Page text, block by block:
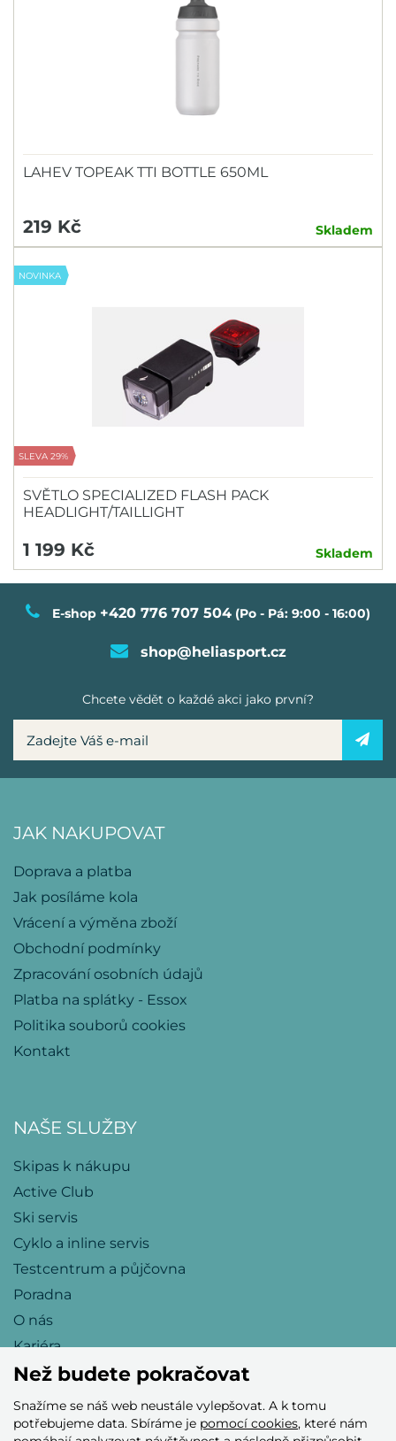
LAHEV TOPEAK TTI BOTTLE 650ML
219 Kč Skladem
NOVINKA
SLEVA 29%
SVĚTLO SPECIALIZED FLASH PACK
HEADLIGHT/TAILLIGHT
1 199 Kč Skladem
E-shop +420 776 707 504 (Po - Pá: 9:00 - 16:00)
shop@heliasport.cz
Chcete vědět o každé akci jako první?
JAK NAKUPOVAT
Doprava a platba
Jak posíláme kola
Vrácení a výměna zboží
Obchodní podmínky
Zpracování osobních údajů
Platba na splátky - Essox
Politika souborů cookies
Kontakt
NAŠE SLUŽBY
Skipas k nákupu
Active Club
Ski servis
Cyklo a inline servis
Testcentrum a půjčovna
Poradna
O nás
Kariéra
Přijímáme tyto platební karty
Než budete pokračovat
Snažíme se náš web neustále vylepšovat. A k tomu
potřebujeme data. Sbíráme je pomocí cookies, které nám